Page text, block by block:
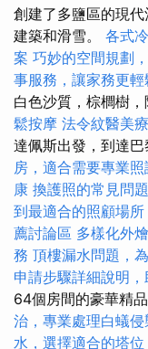
創建了多鹽區的現
建築和滑雪。 各式
案 巧妙的空間規劃
事服務，讓家務更輕
白色沙質，棕櫚樹
鬆按摩 法令紋醫美
達佩斯出發，到達
房，適合需要專業
康 換護照的常見問
到最適合的照顧場所
薦討論區 多樣化外
務 頂樓漏水問題，
申請步驟詳細說明
64個房間的豪華精
治，專業處理白蟻侵
水，選擇適合的塔